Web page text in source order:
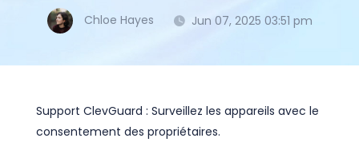
Chloe Hayes Jun 07, 2025 03:51 pm
Support ClevGuard : Surveillez les appareils avec le
consentement des propriétaires.